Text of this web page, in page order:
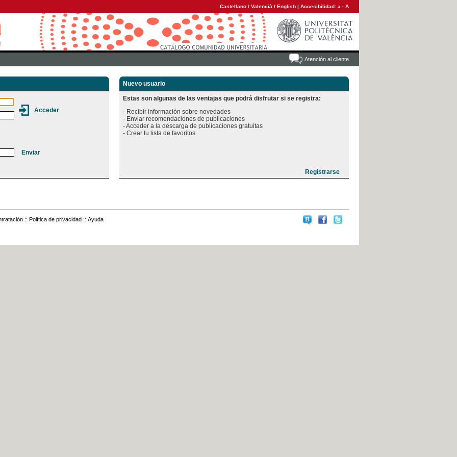
Castellano / Valencià / English | Accesibilidad: a · A
Atención al cliente
Nuevo usuario
Estas son algunas de las ventajas que podrá disfrutar si se registra:
- Recibir información sobre novedades
- Enviar recomendaciones de publicaciones
- Acceder a la descarga de publicaciones gratuitas
:: Política de privacidad :: Ayuda